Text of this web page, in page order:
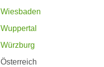
Wiesbaden
Wuppertal
Würzburg
Österreich